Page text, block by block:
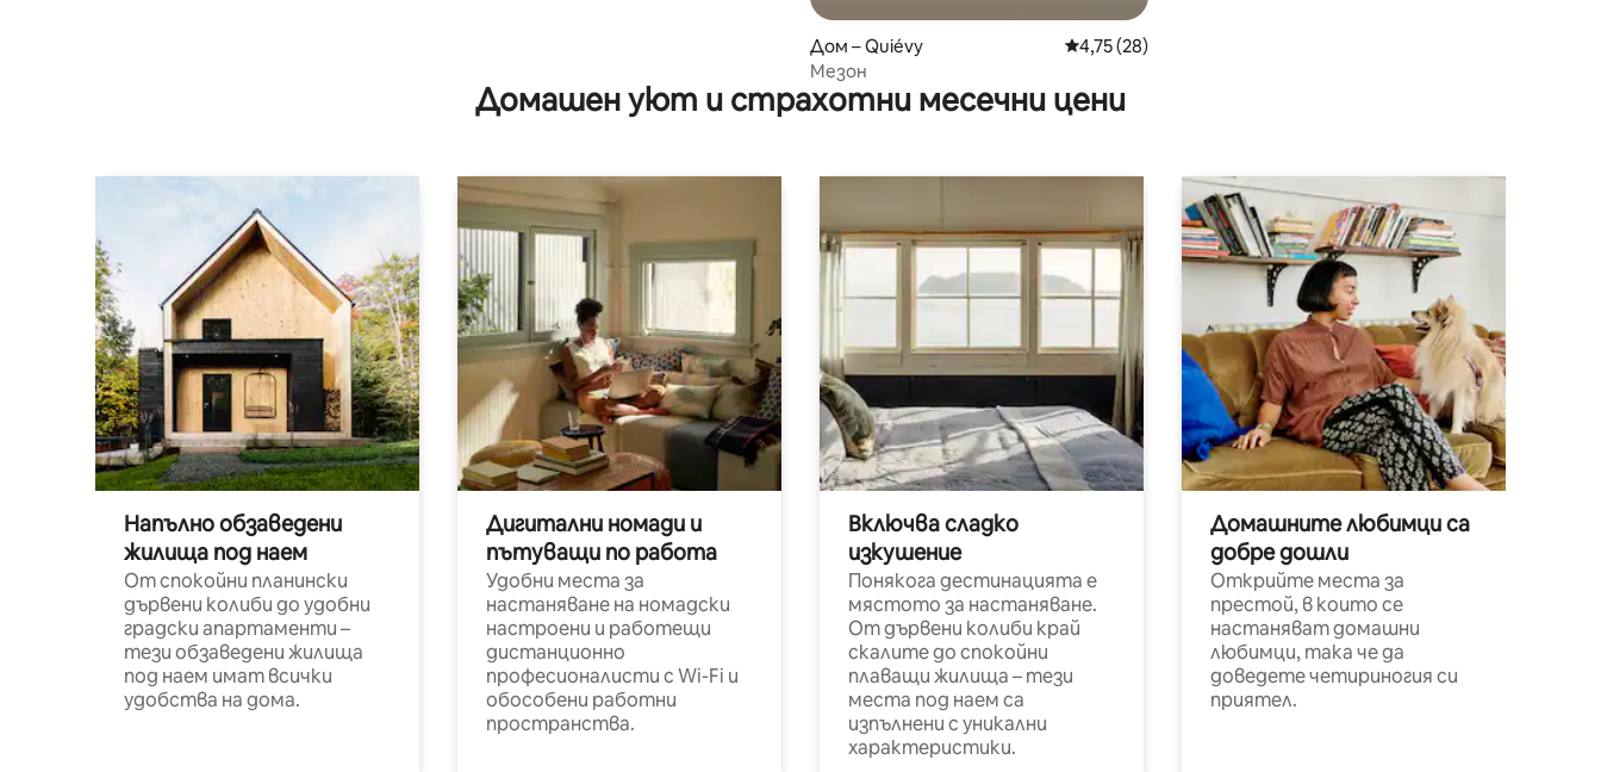
Дом – Quiévy Средна оценка: 4,75 от 5, 28 отзива
4,75 (28)
Мезон
Домашен уют и страхотни месечни цени
Напълно обзаведени
жилища под наем
От спокойни планински
дървени колиби до удобни
градски апартаменти –
тези обзаведени жилища
под наем имат всички
удобства на дома.
Дигитални номади и
пътуващи по работа
Удобни места за
настаняване на номадски
настроени и работещи
дистанционно
професионалисти с Wi-Fi и
обособени работни
пространства.
Включва сладко
изкушение
Понякога дестинацията е
мястото за настаняване.
От дървени колиби край
скалите до спокойни
плаващи жилища – тези
места под наем са
изпълнени с уникални
характеристики.
Домашните любимци са
добре дошли
Открийте места за
престой, в които се
настаняват домашни
любимци, така че да
доведете четириногия си
приятел.